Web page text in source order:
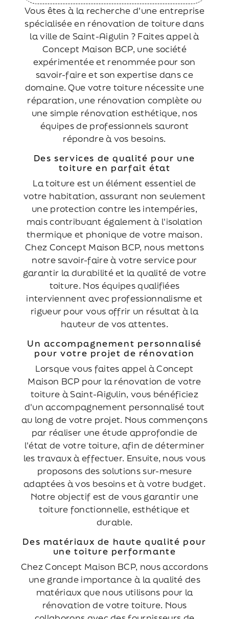
Vous êtes à la recherche d'une entreprise
spécialisée en rénovation de toiture dans
la ville de Saint-Aigulin ? Faites appel à
Concept Maison BCP, une société
expérimentée et renommée pour son
savoir-faire et son expertise dans ce
domaine. Que votre toiture nécessite une
réparation, une rénovation complète ou
une simple rénovation esthétique, nos
équipes de professionnels sauront
répondre à vos besoins.
Des services de qualité pour une
toiture en parfait état
La toiture est un élément essentiel de
votre habitation, assurant non seulement
une protection contre les intempéries,
mais contribuant également à l'isolation
thermique et phonique de votre maison.
Chez Concept Maison BCP, nous mettons
notre savoir-faire à votre service pour
garantir la durabilité et la qualité de votre
toiture. Nos équipes qualifiées
interviennent avec professionnalisme et
rigueur pour vous offrir un résultat à la
hauteur de vos attentes.
Un accompagnement personnalisé
pour votre projet de rénovation
Lorsque vous faites appel à Concept
Maison BCP pour la rénovation de votre
toiture à Saint-Aigulin, vous bénéficiez
d'un accompagnement personnalisé tout
au long de votre projet. Nous commençons
par réaliser une étude approfondie de
l'état de votre toiture, afin de déterminer
les travaux à effectuer. Ensuite, nous vous
proposons des solutions sur-mesure
adaptées à vos besoins et à votre budget.
Notre objectif est de vous garantir une
toiture fonctionnelle, esthétique et
durable.
Des matériaux de haute qualité pour
une toiture performante
Chez Concept Maison BCP, nous accordons
une grande importance à la qualité des
matériaux que nous utilisons pour la
rénovation de votre toiture. Nous